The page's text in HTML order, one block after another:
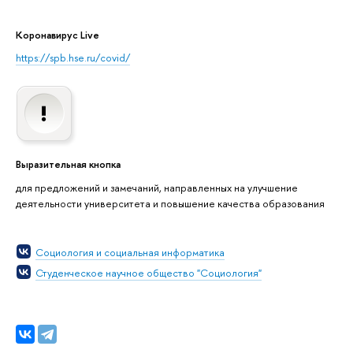
Коронавирус Live
https://spb.hse.ru/covid/
Выразительная кнопка
для предложений и замечаний, направленных на улучшение
деятельности университета и повышение качества образования
Социология и социальная информатика
Студенческое научное общество "Социология"